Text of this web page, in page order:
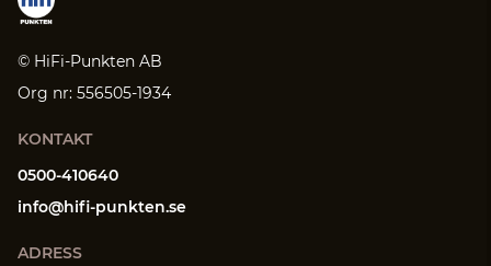
© HiFi-Punkten AB
Org nr: 556505-1934
KONTAKT
0500-410640
info@hifi-punkten.se
ADRESS